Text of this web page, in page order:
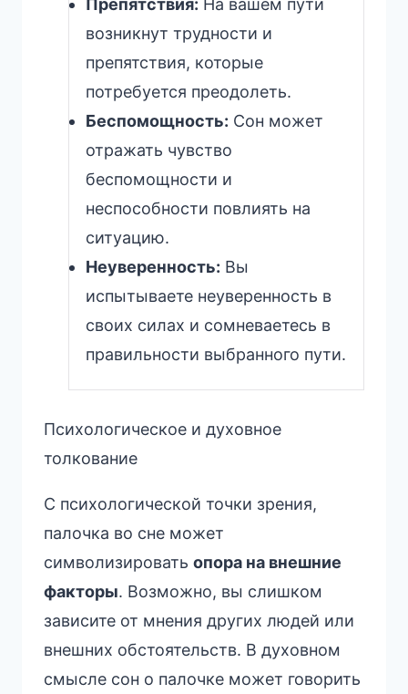
Препятствия: На вашем пути
возникнут трудности и
препятствия, которые
потребуется преодолеть.
Беспомощность: Сон может
отражать чувство
беспомощности и
неспособности повлиять на
ситуацию.
Неуверенность: Вы
испытываете неуверенность в
своих силах и сомневаетесь в
правильности выбранного пути.
Психологическое и духовное
толкование
С психологической точки зрения,
палочка во сне может
символизировать опора на внешние
факторы. Возможно, вы слишком
зависите от мнения других людей или
внешних обстоятельств. В духовном
смысле сон о палочке может говорить